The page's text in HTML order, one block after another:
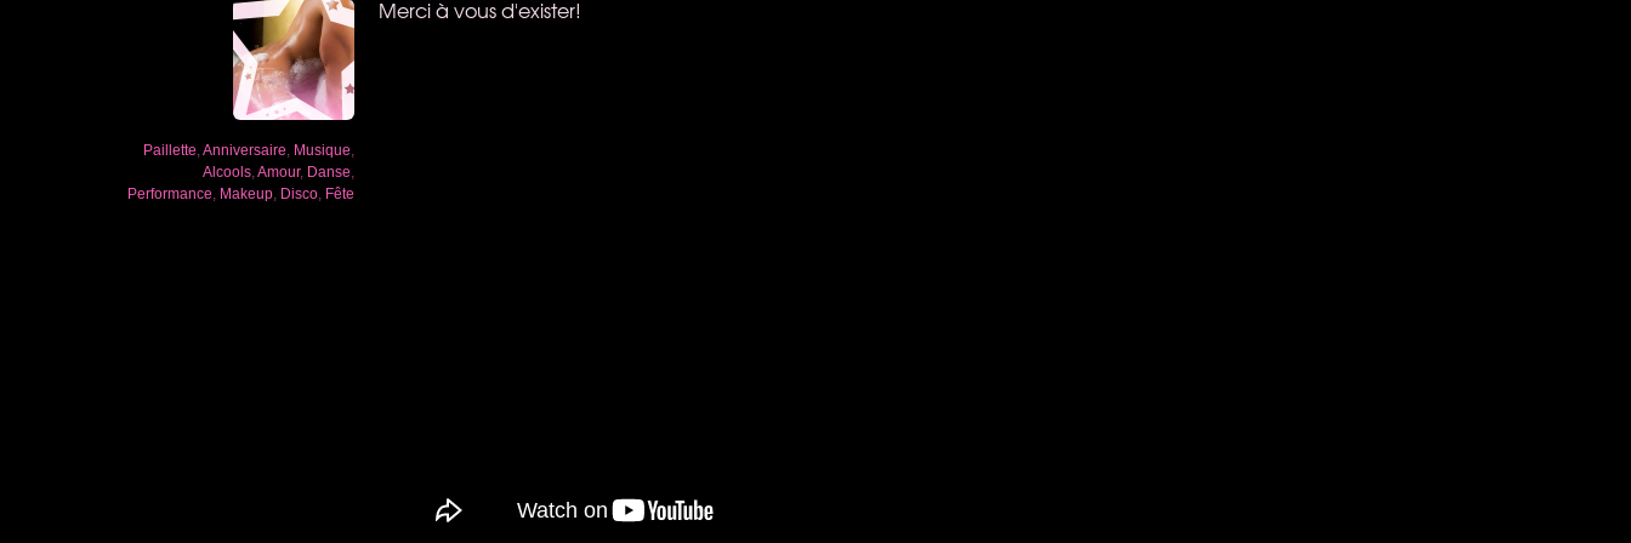
Paillette Anniversaire Musique
Alcools Amour, Danse
Performance Makeup Disco Fête
Merci à vous d'exister!